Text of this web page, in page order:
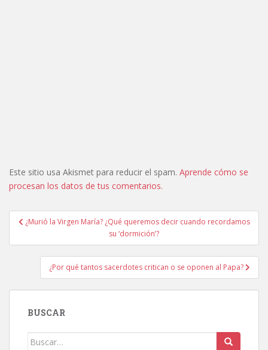
Este sitio usa Akismet para reducir el spam. Aprende cómo se
procesan los datos de tus comentarios.
Navegación
entradas
¿Murió la Virgen María? ¿Qué queremos decir cuando recordamos
su ‘dormición’?
¿Por qué tantos sacerdotes critican o se oponen al Papa?
BUSCAR
Buscar: